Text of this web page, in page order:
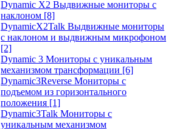
Dynamic X2 Выдвижные мониторы с
наклоном [8]
DynamicX2Talk Выдвижные мониторы
с наклоном и выдвижным микрофоном
[2]
Dynamic 3 Мониторы с уникальным
механизмом трансформации [6]
Dynamic3Reverse Мониторы с
подъемом из горизонтального
положения [1]
Dynamic3Talk Мониторы с
уникальным механизмом